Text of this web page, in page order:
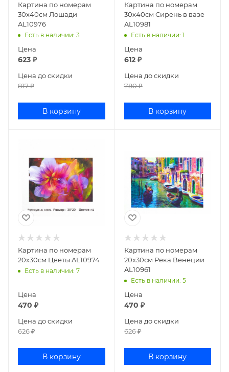
Картина по номерам
30х40см Лошади
AL10976
Есть в наличии: 3
Цена
623 ₽
Цена до скидки
817₽
В корзину
Картина по номерам
30х40см Сирень в вазе
AL10981
Есть в наличии: 1
Цена
612₽
Цена до скидки
780₽
В корзину
Картина по номерам
20х30см Цветы AL10974
Есть в наличии: 7
Цена
470 ₽
Цена до скидки
626₽
В корзину
Картина по номерам
20х30см Река Венеции
AL10961
Есть в наличии: 5
Цена
470 ₽
Цена до скидки
626₽
В корзину